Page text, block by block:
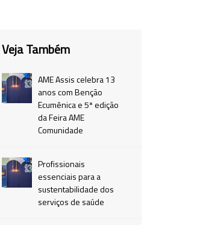
Veja Também
AME Assis celebra 13
anos com Benção
Ecumênica e 5ª edição
da Feira AME
Comunidade
Profissionais
essenciais para a
sustentabilidade dos
serviços de saúde